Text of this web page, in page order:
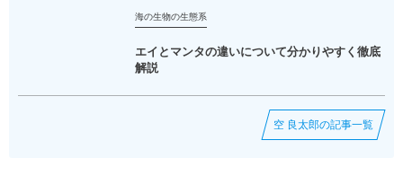
海の生物の生態系
エイとマンタの違いについて分かりやすく徹底
解説
空 良太郎の記事一覧